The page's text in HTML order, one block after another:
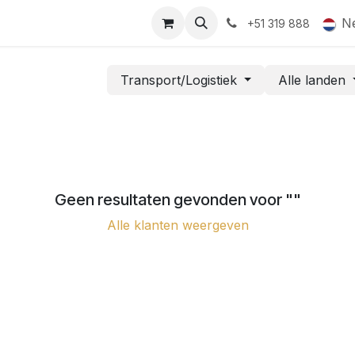
Afspraak Deel dok's Download
+51 319 888
Transport/Logistiek Alle landen
Geen resultaten gevonden voor ""
Alle klanten weergeven